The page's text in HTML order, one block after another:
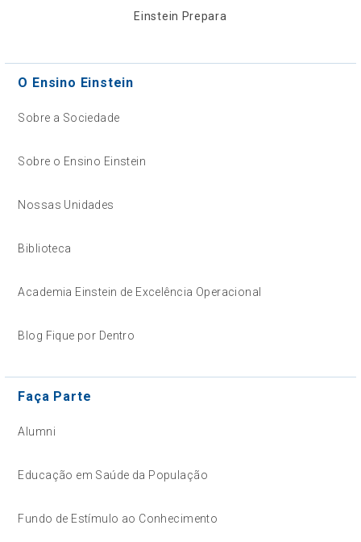
Einstein Prepara
O Ensino Einstein
Sobre a Sociedade
Sobre o Ensino Einstein
Nossas Unidades
Biblioteca
Academia Einstein de Excelência Operacional
Blog Fique por Dentro
Faça Parte
Alumni
Educação em Saúde da População
Fundo de Estímulo ao Conhecimento